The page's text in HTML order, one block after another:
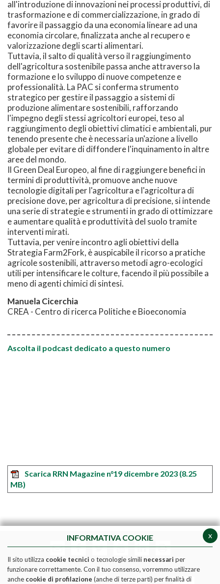
all'introduzione di innovazioni nei processi produttivi, di
trasformazione e di commercializzazione, in grado di
favorire il passaggio da una economia lineare ad una
economia circolare, finalizzata anche al recupero e
valorizzazione degli scarti alimentari.
Tuttavia, il salto di qualità verso il raggiungimento
dell'agricoltura sostenibile passa anche attraverso la
formazione e lo sviluppo di nuove competenze e
professionalità. La PAC si conferma strumento
strategico per gestire il passaggio a sistemi di
produzione alimentare sostenibili, rafforzando
l'impegno degli stessi agricoltori europei, teso al
raggiungimento degli obiettivi climatici e ambientali, pur
tenendo presente che è necessaria un'azione a livello
globale per evitare di diffondere l'inquinamento in altre
aree del mondo.
Il Green Deal Europeo, al fine di raggiungere benefici in
termini di produttività, promuove anche nuove
tecnologie digitali per l'agricoltura e l'agricoltura di
precisione dove, per agricoltura di precisione, si intende
una serie di strategie e strumenti in grado di ottimizzare
e aumentare qualità e produttività del suolo tramite
interventi mirati.
Tuttavia, per venire incontro agli obiettivi della
Strategia Farm2Fork, è auspicabile il ricorso a pratiche
agricole sostenibili, attraverso metodi agro-ecologici
utili per intensificare le colture, facendo il più possibile a
meno di agenti chimici di sintesi.
Manuela Cicerchia
CREA - Centro di ricerca Politiche e Bioeconomia
Ascolta il podcast dedicato a questo numero
Scarica RRN Magazine n°19 dicembre 2023 (8.25
MB)
x
INFORMATIVA COOKIE
Il sito utilizza cookie tecnici o tecnologie simili necessari per
funzionare correttamente. Con il tuo consenso, vorremmo utilizzare
anche cookie di profilazione (anche di terze parti) per finalità di